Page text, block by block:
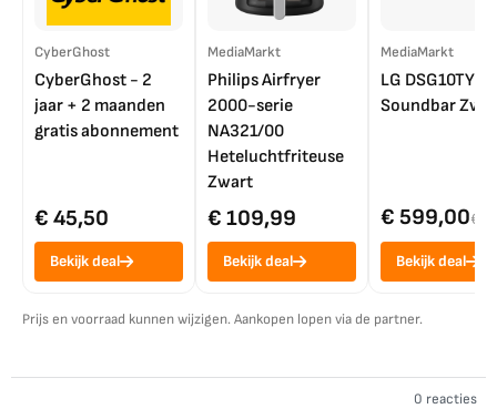
CyberGhost
CyberGhost - 2
jaar + 2 maanden
gratis abonnement
€ 45,50
Bekijk deal
MediaMarkt
Philips Airfryer
2000-serie
NA321/00
Heteluchtfriteuse
Zwart
€ 109,99
Bekijk deal
MediaMarkt
LG DSG10TY
Soundbar
€ 599,00€
Bekijk deal
Prijs en voorraad kunnen wijzigen. Aankopen lopen via de partner.
0 reacties